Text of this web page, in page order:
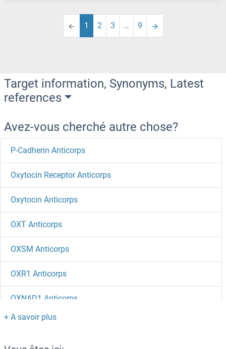
1 2 3 … 9
Target information, Synonyms, Latest
references
Avez-vous cherché autre chose?
P-Cadherin Anticorps
Oxytocin Receptor Anticorps
Oxytocin Anticorps
OXT Anticorps
OXSM Anticorps
OXR1 Anticorps
OXNAD1 Anticorps
OXM Anticorps